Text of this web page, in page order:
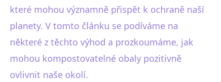
které mohou významně přispět k ochraně naší
planety. V tomto článku se podíváme na
některé z těchto výhod a prozkoumáme, jak
mohou kompostovatelné obaly pozitivně
ovlivnit naše okolí.